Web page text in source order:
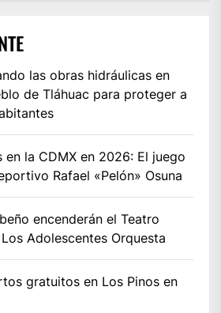
las obras hidráulicas en
de Tláhuac para proteger a
en la CDMX en 2026: El juego
Rafael «Pelón» Osuna
encenderán el Teatro
Adolescentes Orquesta
gratuitos en Los Pinos en